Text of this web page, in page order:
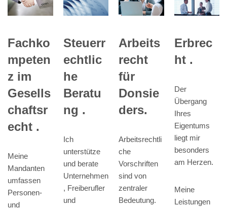
Fachko
mpeten
z im
Gesells
chaftsr
echt .
Meine
Mandanten
umfassen
Personen-
und
Steuerr
echtlic
he
Beratu
ng .
Ich
unterstütze
und berate
Unternehmen
, Freiberufler
und
Arbeits
recht
für
Donsie
ders.
Arbeitsrechtli
che
Vorschriften
sind von
zentraler
Bedeutung.
Erbrec
ht .
Der
Übergang
Ihres
Eigentums
liegt mir
besonders
am Herzen.
Meine
Leistungen